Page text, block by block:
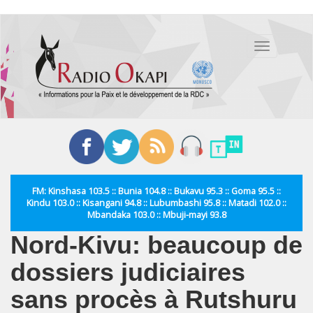
contenu
principal
Toggle
FM: Kinshasa 103.5 :: Bunia 104.8 :: Bukavu 95.3 :: Goma 95.5 ::
Kindu 103.0 :: Kisangani 94.8 :: Lubumbashi 95.8 :: Matadi 102.0 ::
Mbandaka 103.0 :: Mbuji-mayi 93.8
Nord-Kivu: beaucoup de
dossiers judiciaires
sans procès à Rutshuru